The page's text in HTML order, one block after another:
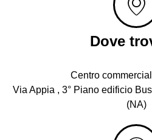
Dove
Centro
Via Appia , 3° Piano edificio
(NA)